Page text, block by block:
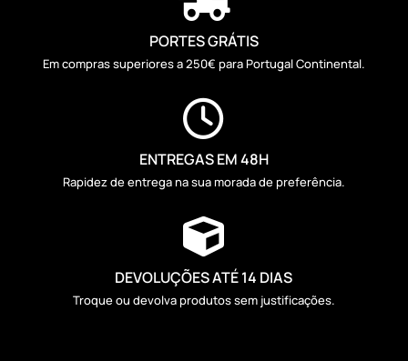
PORTES GRÁTIS
Em compras superiores a 250€ para Portugal Continental.

ENTREGAS EM 48H
Rapidez de entrega na sua morada de preferência.

DEVOLUÇÕES ATÉ 14 DIAS
Troque ou devolva produtos sem justificações.